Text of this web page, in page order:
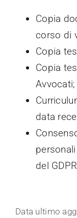
Copia
corso di
Copia
Copia
Avvocati;
data
del
Data ultimo